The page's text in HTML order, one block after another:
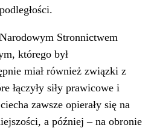
Stronnictwem
którego był
miał również związki z
łączyły siły prawicowe i
zawsze opierały się na
a później – na obronie